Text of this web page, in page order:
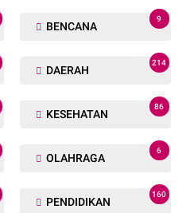
BENCANA
9
DAERAH
214
KESEHATAN
86
OLAHRAGA
6
PENDIDIKAN
160